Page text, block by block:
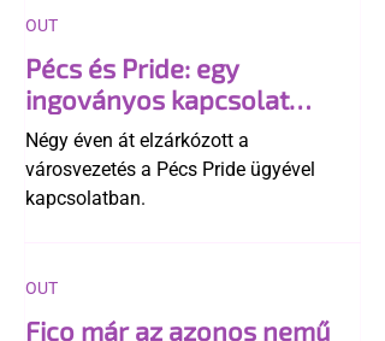
Pécs és Pride: egy
ingoványos kapcsolat
története
Négy éven át elzárkózott a
városvezetés a Pécs Pride ügyével
kapcsolatban.
OUT
Fico már az azonos nemű
OUT